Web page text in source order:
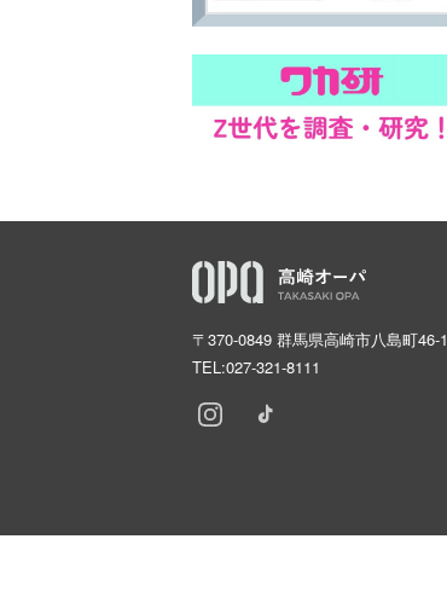
〒370-0849 群馬県高崎市八島町46-1
TEL:027-321-8111